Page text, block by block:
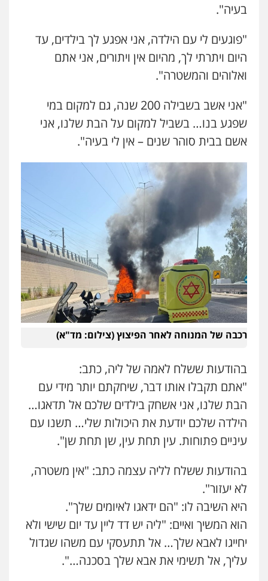
בעיה".
"פוגעים לי עם הילדה, אני אפגע לך בילדים, עד
היום ויתרתי לך, מהיום אין ויתורים, אני אתם
ואלוהים והמשטרה".
"אני אשב בשבילה 200 שנה, גם למקום במי
שפגע בנו… בשביל למקום על הבת שלנו, אני
אשם בבית סוהר שנים – אין לי בעיה".
רכבה של המנוחה לאחר הפיצוץ (צילום: מד"א)
בהודעות ששלח לאמה של ליה, כתב:
"אתם תקבלו אותו דבר, שיחקתם יותר מידי עם
הבת שלנו, אני אשחק בילדים שלכם אל תדאגו…
הילדה שלכם יודעת את היכולות שלי… תשנו עם
עיניים פתוחות. עין תחת עין, שן תחת שן".
בהודעות ששלח לליה עצמה כתב: "אין משטרה,
לא יעזור".
היא השיבה לו: "הם ידאגו לאיומים שלך".
הוא המשיך ואיים: "ליה יש דד ליין עד יום שישי ולא
יחייגו לאבא שלך… אל תתעסקי עם משהו שגדול
עליך, אל תשימי את אבא שלך בסכנה…".
עו"ד אייל אביטל
פלילי פשיעה חמורה מעצרים וחקירות
עו"ד רונן בנדל
משפט פלילי פשיעה חמורה פלילי
0524282442
כבריאן, מזר – משרד עורכי דין
פלילי מעצרים וחקירות
עו"ד בועז קניג
פלילי משפחה כלכלי צבאי
0507003001